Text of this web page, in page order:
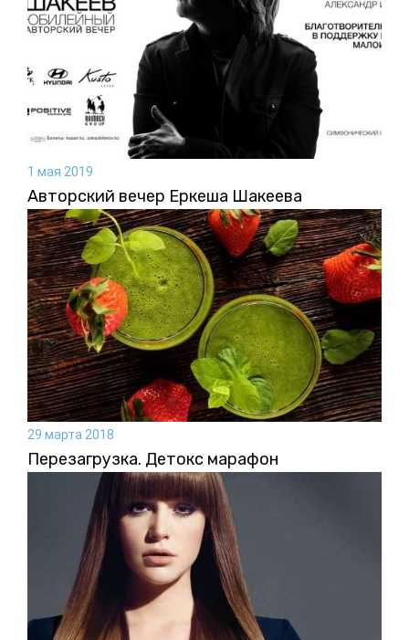
1 мая 2019
Авторский вечер Еркеша Шакеева
29 марта 2018
Перезагрузка. Детокс марафон